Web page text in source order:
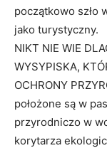
początkowo szło
jako turystyczny.
NIKT NIE WIE
WYSYPISKA,
OCHRONY
położone są w
przyrodniczo w
korytarza